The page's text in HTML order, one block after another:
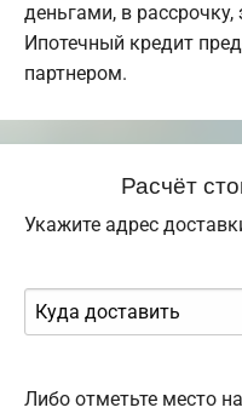
деньгами, в
Ипотечный кредит
партнером.
Расчёт
Укажите адрес
Либо отметьте место